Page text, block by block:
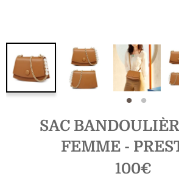
SAC
FEMME -
Prix
régulier
100€